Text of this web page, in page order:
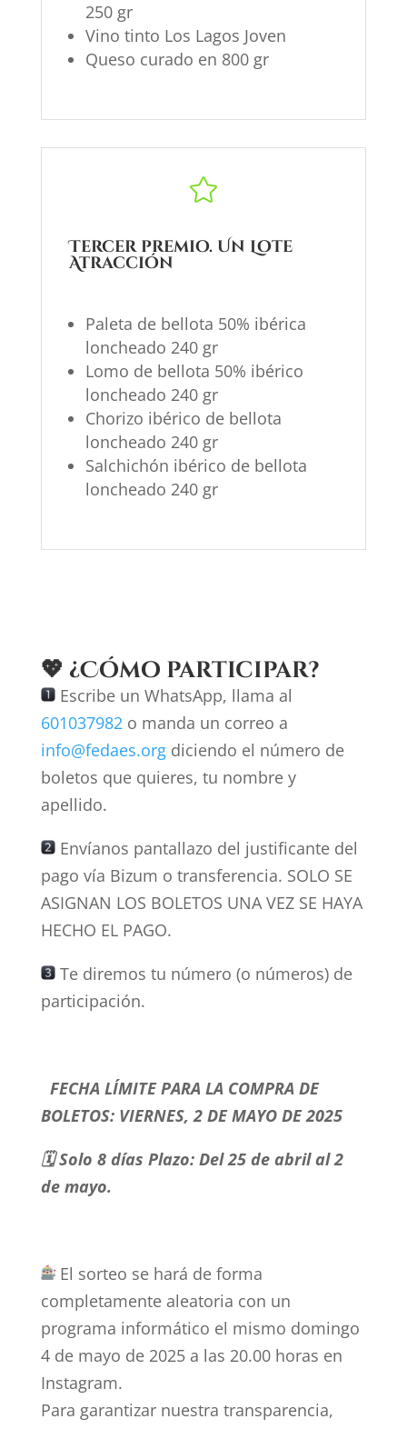
250 gr
Vino tinto Los Lagos Joven
Queso curado en 800 gr

Tercer premio. Un Lote
Atracción
Paleta de bellota 50% ibérica
loncheado 240 gr
Lomo de bellota 50% ibérico
loncheado 240 gr
Chorizo ibérico de bellota
loncheado 240 gr
Salchichón ibérico de bellota
loncheado 240 gr
💖 ¿Cómo participar?
Escribe un WhatsApp, llama al
601037982o manda un correo a
info@fedaes.orgdiciendo el número de
boletos que quieres, tu nombre y
apellido.
Envíanos pantallazo del justificante del
pago vía Bizum o transferencia. SOLO SE
ASIGNAN LOS BOLETOS UNA VEZ SE HAYA
HECHO EL PAGO.
Te diremos tu número (o números) de
participación.
FECHA LÍMITE PARA LA COMPRA DE
BOLETOS: VIERNES, 2 DE MAYO DE 2025
🗓 Solo 8 días Plazo: Del 25 de abril al 2
de mayo.
El sorteo se hará de forma
completamente aleatoria con un
programa informático el mismo domingo
4 de mayo de 2025 a las 20.00 horas en
Instagram.
Para garantizar nuestra transparencia,